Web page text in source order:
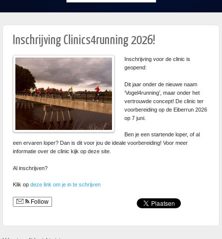
Inschrijving Clinics4running 2026!
Inschrijving voor de clinic is
geopend:
Dit jaar onder de nieuwe naam
‘Vogel4running’, maar onder het
vertrouwde concept! De clinic ter
voorbereiding op de Eiberrun 2026
op 7 juni.
Ben je een startende loper, of al
een ervaren loper? Dan is dit voor jou de ideale voorbereiding! Voor meer
informatie over de clinic kijk op deze site.
Al inschrijven?
Klik op deze link om je in te schrijven
Follow